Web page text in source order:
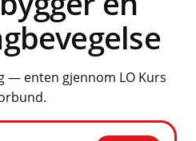
— enten gjennom LO Kurs